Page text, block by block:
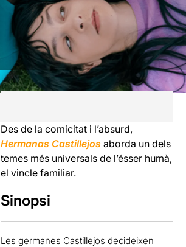
Des de la comicitat i l’absurd,
Hermanas Castillejos aborda un dels
temes més universals de l’ésser humà,
el vincle familiar.
Sinopsi
Les germanes Castillejos decideixen